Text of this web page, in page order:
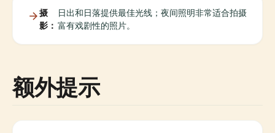
摄
影：
日出和日落提供最佳光线；夜间照明非常适合拍摄
富有戏剧性的照片。
额外提示